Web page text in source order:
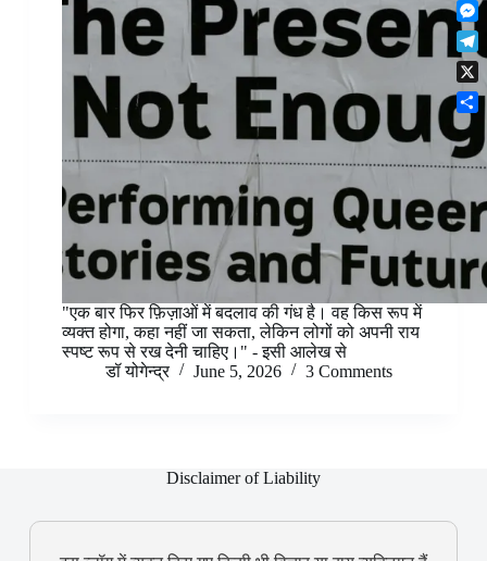
"एक बार फिर फ़िज़ाओं में बदलाव की गंध है। वह किस रूप में
व्यक्त होगा, कहा नहीं जा सकता, लेकिन लोगों को अपनी राय
स्पष्ट रूप से रख देनी चाहिए।" - इसी आलेख से
डॉ योगेन्द्र
June 5, 2026 3 Comments
Disclaimer of Liability
o
k
r
e
s
t
t
s
A
p
p
n
k
e
d
I
l
i
p
b
o
a
r
M
e
s
s
e
n
g
r
T
e
l
e
g
r
m
X
h
a
e